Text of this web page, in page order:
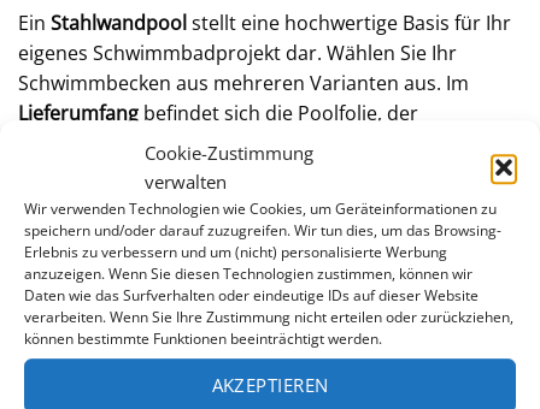
Cookie-Zustimmung
verwalten
Wir verwenden Technologien wie Cookies, um Geräteinformationen zu
speichern und/oder darauf zuzugreifen. Wir tun dies, um das Browsing-
Erlebnis zu verbessern und um (nicht) personalisierte Werbung
anzuzeigen. Wenn Sie diesen Technologien zustimmen, können wir
Daten wie das Surfverhalten oder eindeutige IDs auf dieser Website
verarbeiten. Wenn Sie Ihre Zustimmung nicht erteilen oder zurückziehen,
können bestimmte Funktionen beeinträchtigt werden.
AKZEPTIEREN
Ein Stahlwandpoolstellt eine hochwertige Basis für Ihr
eigenes Schwimmbadprojekt dar. Wählen Sie Ihr
Schwimmbecken aus mehreren Varianten aus. Im
Lieferumfang befindet sich die Poolfolie, der
Stahlmantel und ein Handlauf/Bodenschienenset.
STAHLWAND
Kunststoffbeschichtet und feuerverzinkt
Verbindung durch Aluschiene (keine
Schraubverbindung)
Skimmer und Düse wahlweise vorgestanzt